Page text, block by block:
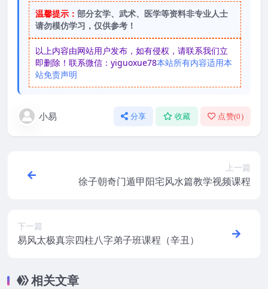
温馨提示： 部分玄学、武术、医学等资料非专业人士
请勿模仿学习，仅供参考！
以上内容由网站用户发布，如有侵权，请联系我们立
即删除！联系微信：yiguoxue78本站所有内容适用本
站免责声明
小易 分享 收藏 点赞(0)
上一篇
徐子朝奇门遁甲阳宅风水篇教学视频课程
下一篇
易风太极真宗四柱八字弟子班课程（辛丑）
相关文章